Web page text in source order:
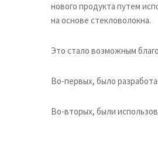
нового продукта путем
на основе стекловолокна.
Это стало возможным
Во-первых, было
Во-вторых, были